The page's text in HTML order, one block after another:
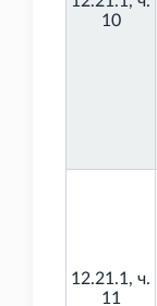
10
12.21.1, ч.
11